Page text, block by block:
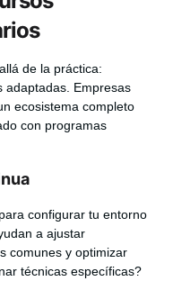
de la práctica:
adaptadas. Empresas
ecosistema completo
con programas
configurar tuentorno
a ajustar
comunes y optimizar
técnicas específicas?